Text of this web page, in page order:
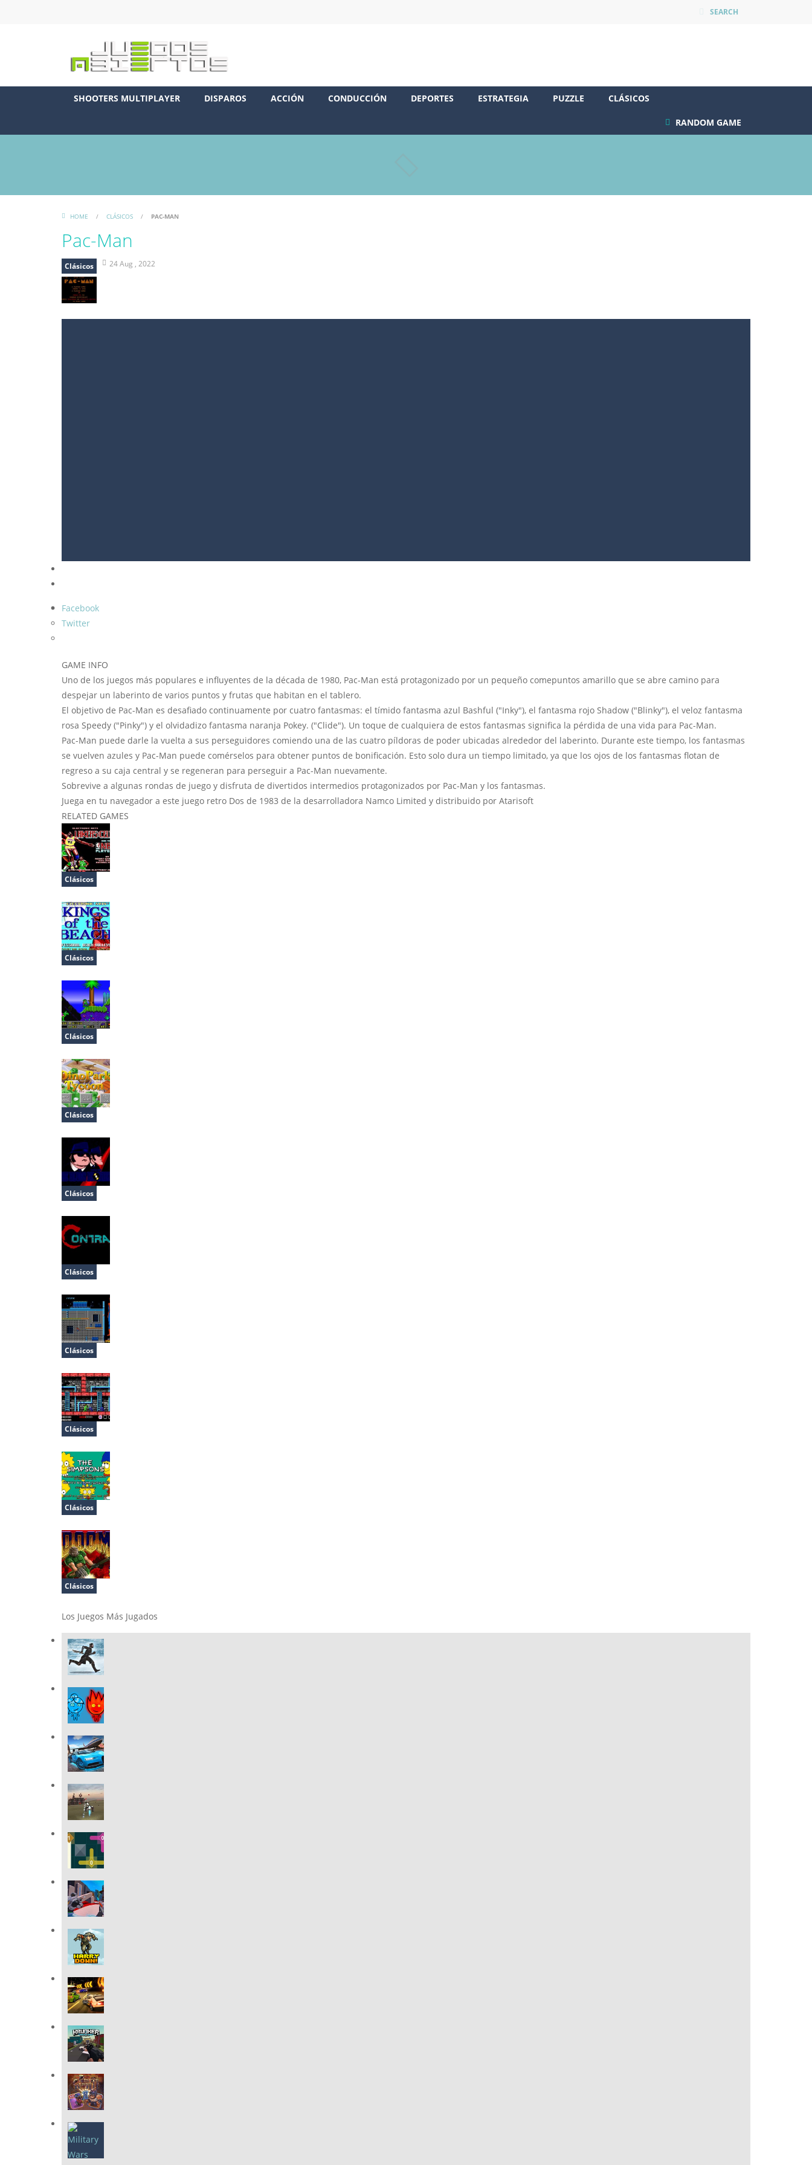
SEARCH
SHOOTERS MULTIPLAYER DISPAROS ACCIÓN CONDUCCIÓN DEPORTES ESTRATEGIA PUZZLE CLÁSICOS
RANDOM GAME
HOME / CLÁSICOS / PAC-MAN
Pac-Man
Clásicos 24 Aug , 2022
Facebook
Twitter
GAME INFO
Uno de los juegos más populares e influyentes de la década de 1980, Pac-Man está protagonizado por un pequeño comepuntos amarillo que se abre camino para
despejar un laberinto de varios puntos y frutas que habitan en el tablero.
El objetivo de Pac-Man es desafiado continuamente por cuatro fantasmas: el tímido fantasma azul Bashful ("Inky"), el fantasma rojo Shadow ("Blinky"), el veloz fantasma
rosa Speedy ("Pinky") y el olvidadizo fantasma naranja Pokey. ("Clide"). Un toque de cualquiera de estos fantasmas significa la pérdida de una vida para Pac-Man.
Pac-Man puede darle la vuelta a sus perseguidores comiendo una de las cuatro píldoras de poder ubicadas alrededor del laberinto. Durante este tiempo, los fantasmas
se vuelven azules y Pac-Man puede comérselos para obtener puntos de bonificación. Esto solo dura un tiempo limitado, ya que los ojos de los fantasmas flotan de
regreso a su caja central y se regeneran para perseguir a Pac-Man nuevamente.
Sobrevive a algunas rondas de juego y disfruta de divertidos intermedios protagonizados por Pac-Man y los fantasmas.
Juega en tu navegador a este juego retro Dos de 1983 de la desarrolladora Namco Limited y distribuido por Atarisoft
RELATED GAMES
Clásicos
Clásicos
Clásicos
Clásicos
Clásicos
Clásicos
Clásicos
Clásicos
Clásicos
Clásicos
Los Juegos Más Jugados